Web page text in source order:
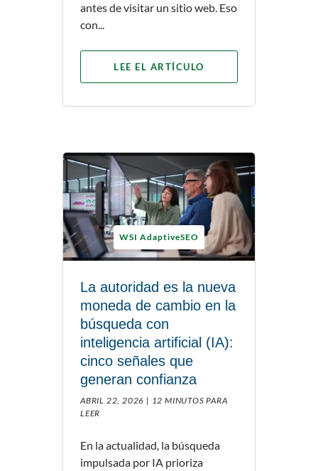
antes de visitar un sitio web. Eso
con...
LEE EL ARTÍCULO
WSI AdaptiveSEO
La autoridad es la nueva
moneda de cambio en la
búsqueda con
inteligencia artificial (IA):
cinco señales que
generan confianza
ABRIL 22, 2026 | 12 MINUTOS PARA
LEER
En la actualidad, la búsqueda
impulsada por IA prioriza